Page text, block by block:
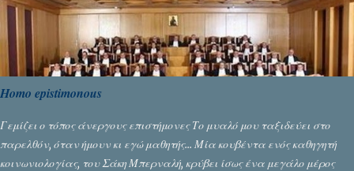
Homo epistimonous
Γεμίζει ο τόπος άνεργους επιστήμονες Το μυαλό μου ταξιδεύει στο
παρελθόν, όταν ήμουν κι εγώ μαθητής... Μία κουβέντα ενός καθηγητή
κοινωνιολογίας, του Σάκη Μπερναλή, κρύβει ίσως ένα μεγάλο μέρος